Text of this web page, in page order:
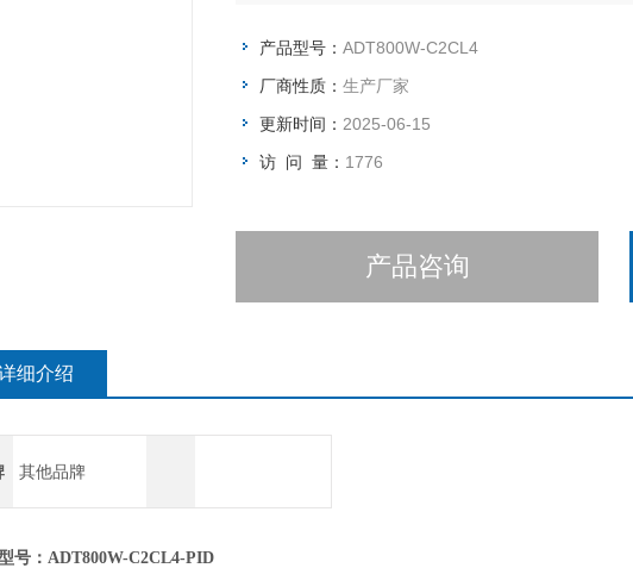
产品型号： ADT800W-C2CL4
厂商性质： 生产厂家
更新时间： 2025-06-15
访 问 量： 1776
产品咨询
细介绍
其他品牌
号：ADT800W-C2CL4-PID